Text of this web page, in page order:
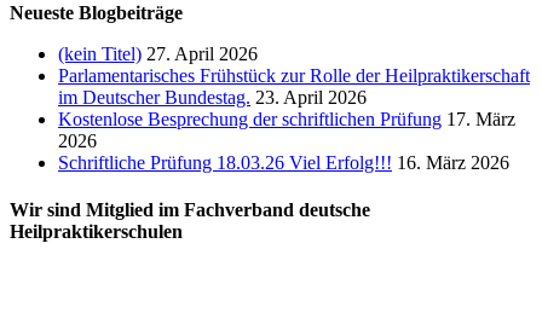
Neueste Blogbeiträge
(kein Titel) 27. April 2026
Parlamentarisches Frühstück zur Rolle der Heilpraktikerschaft
im Deutscher Bundestag. 23. April 2026
Kostenlose Besprechung der schriftlichen Prüfung 17. März
2026
Schriftliche Prüfung 18.03.26 Viel Erfolg!!! 16. März 2026
Wir sind Mitglied im Fachverband deutsche
Heilpraktikerschulen